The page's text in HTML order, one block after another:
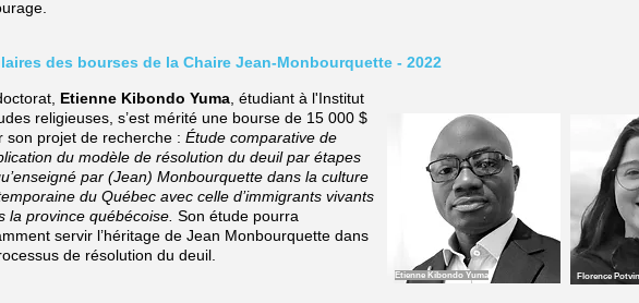
des bourses de la Chaire Jean-Monbourquette - 2022
Etienne Kibondo Yuma , étudiant à l'Institut
religieuses, s’est mérité une bourse de 15 000 $
son projet de recherche : Étude comparative de
du modèle de résolution du deuil par étapes
par (Jean) Monbourquette dans la culture
du Québec avec celle d’immigrants vivants
la province québécoise. Son étude pourra
servir l’héritage de Jean Monbourquette dans
de résolution du deuil.
Etienne Kibondo Yuma Florence Potvin